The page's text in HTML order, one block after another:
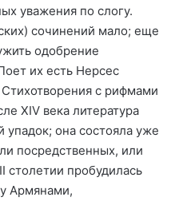
уважения по слогу.
сочинений мало; еще
одобрение
их есть Нерсес
с рифмами
ХIV века литература
она состояла уже
посредственных, или
столетии пробудилась
Армянами,